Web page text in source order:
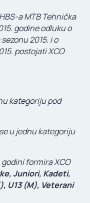
a MTB Tehnička
godine odluku o
2015. i o
postojati XCO
kategoriju pod
u jednu kategoriju
godini formira XCO
Juniori, Kadeti,
U13 (M), Veterani